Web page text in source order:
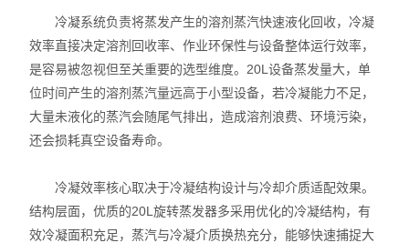
冷凝系统负责将蒸发产生的溶剂蒸汽快速液化回收，冷凝
效率直接决定溶剂回收率、作业环保性与设备整体运行效率，
是容易被忽视但至关重要的选型维度。20L设备蒸发量大，单
位时间产生的溶剂蒸汽量远高于小型设备，若冷凝能力不足，
大量未液化的蒸汽会随尾气排出，造成溶剂浪费、环境污染，
还会损耗真空设备寿命。
冷凝效率核心取决于冷凝结构设计与冷却介质适配效果。
结构层面，优质的20L旋转蒸发器多采用优化的冷凝结构，有
效冷凝面积充足，蒸汽与冷凝介质换热充分，能够快速捕捉大